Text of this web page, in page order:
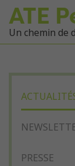
ATE
Un chemin de
PRESSE